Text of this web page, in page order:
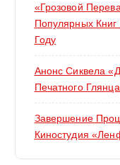
«Грозовой
Популярных
Году
Анонс Сиквела
Печатного
Завершение
Киностудия